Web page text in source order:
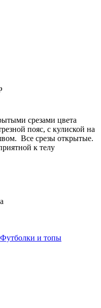
срезами цвета
пояс, с кулиской на
Все срезы открытые.
к телу
Футболки и топы